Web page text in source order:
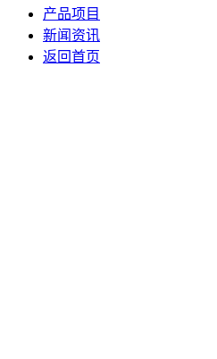
产品项目
新闻资讯
返回首页